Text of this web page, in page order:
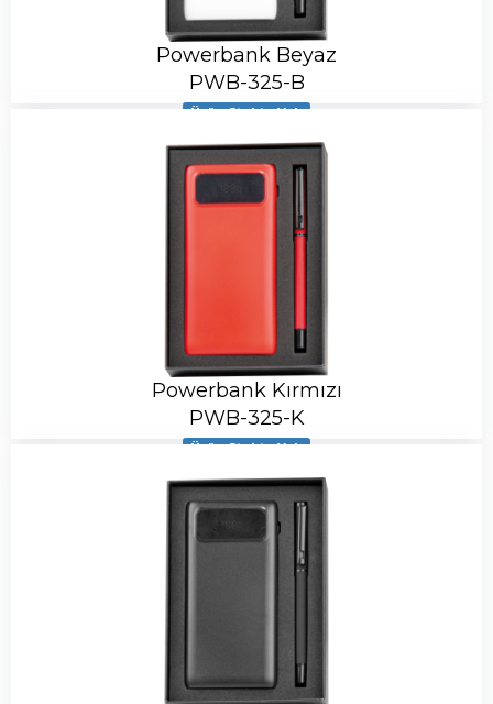
Powerbank Beyaz
PWB-325-B
Ürün Stokta Yok
Powerbank Kırmızı
PWB-325-K
Ürün Stokta Yok